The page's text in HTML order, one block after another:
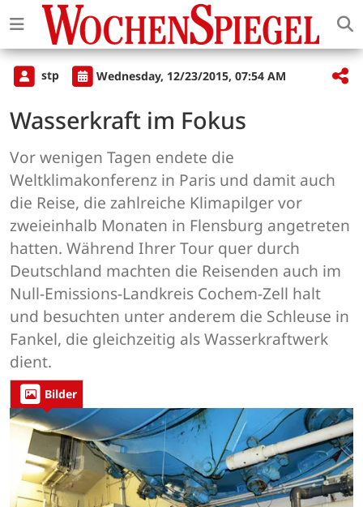
stp Wednesday, 12/23/2015, 07:54 AM
Wasserkraft im Fokus
Vor wenigen Tagen endete die
Weltklimakonferenz in Paris und damit auch
die Reise, die zahlreiche Klimapilger vor
zweieinhalb Monaten in Flensburg angetreten
hatten. Während Ihrer Tour quer durch
Deutschland machten die Reisenden auch im
Null-Emissions-Landkreis Cochem-Zell halt
und besuchten unter anderem die Schleuse in
Fankel, die gleichzeitig als Wasserkraftwerk
dient.
Bilder